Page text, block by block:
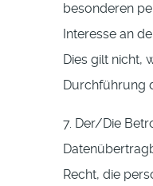
besonderen
Interesse an
Dies gilt nicht,
Durchführung
7. Der/Die
Recht, die